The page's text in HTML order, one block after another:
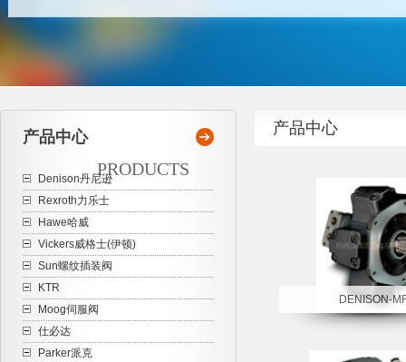
产品中心
DENISON-
产品中心
PRODUCTS
Denison丹尼逊
Rexroth力乐士
Hawe哈威
Vickers威格士(伊顿)
Sun螺纹插装阀
KTR
Moog伺服阀
仕必达
Parker派克